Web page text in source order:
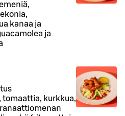
kanaa ja
ja
tomaattia, kurkkua,